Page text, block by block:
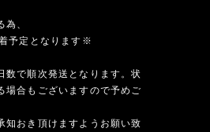
、
予定となります※
で順次発送となります。状
場合もございますので予めご
知おき頂けますようお願い致